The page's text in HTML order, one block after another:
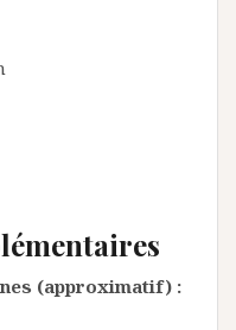
(approximatif) :